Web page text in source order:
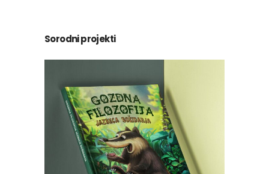
Sorodni projekti
Ljubezen in črvi
Ilustracija